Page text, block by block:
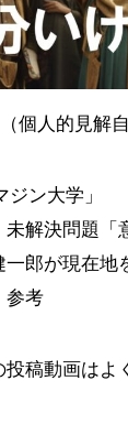
個人的見解自
ジン大学」
未解決問題
郎が現在地
参考
稿動画はよ